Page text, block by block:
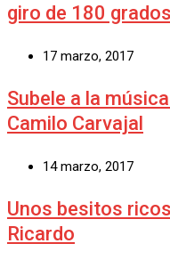
giro de 180 grados
17 marzo, 2017
Subele a la
Camilo Carvajal
14 marzo, 2017
Unos besitos
Ricardo